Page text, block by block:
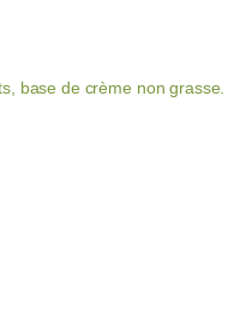
base de crème non grasse.